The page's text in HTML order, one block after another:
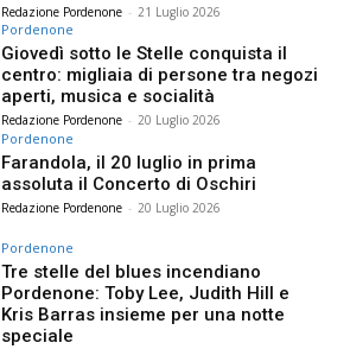
Redazione Pordenone - 21 Luglio 2026
Pordenone
Giovedì sotto le Stelle conquista il
centro: migliaia di persone tra negozi
aperti, musica e socialità
Redazione Pordenone - 20 Luglio 2026
Pordenone
Farandola, il 20 luglio in prima
assoluta il Concerto di Oschiri
Redazione Pordenone - 20 Luglio 2026
Pordenone
Tre stelle del blues incendiano
Pordenone: Toby Lee, Judith Hill e
Kris Barras insieme per una notte
speciale